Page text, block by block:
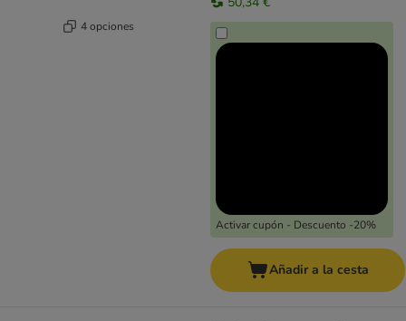
4 opciones
Activar cupón - Descuento -20%
Añadir a la cesta